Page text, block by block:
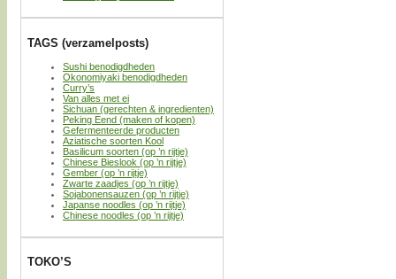
TAGS (verzamelposts)
Sushi benodigdheden
Okonomiyaki benodigdheden
Curry’s
Van alles met ei
Sichuan (gerechten & ingredienten)
Peking Eend (maken of kopen)
Gefermenteerde producten
Aziatische soorten Kool
Basilicum soorten (op ’n rijtje)
Chinese Bieslook (op ’n rijtje)
Gember (op ’n rijtje)
Zwarte zaadjes (op ’n rijtje)
Sojabonensauzen (op ’n rijtje)
Japanse noodles (op ’n rijtje)
Chinese noodles (op ’n rijtje)
TOKO’S